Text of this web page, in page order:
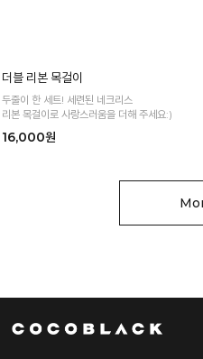
더블 리본 목걸이
두줄이 한 세트! 세련된 네크리스
리본 목걸이로 사랑스러움을 더해 주세요:)